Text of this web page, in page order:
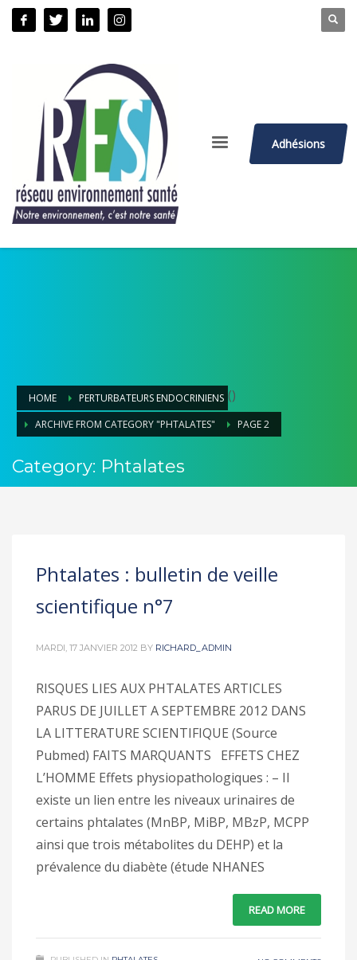
Adhésions
HOME
PERTURBATEURS ENDOCRINIENS
ARCHIVE FROM CATEGORY "PHTALATES"
(
PAGE 2
)
Category: Phtalates
Phtalates : bulletin de veille
scientifique n°7
MARDI, 17 JANVIER 2012 BY RICHARD_ADMIN
RISQUES LIES AUX PHTALATES ARTICLES
PARUS DE JUILLET A SEPTEMBRE 2012 DANS
LA LITTERATURE SCIENTIFIQUE (Source
Pubmed) FAITS MARQUANTS EFFETS CHEZ
L’HOMME Effets physiopathologiques : – Il
existe un lien entre les niveaux urinaires de
certains phtalates (MnBP, MiBP, MBzP, MCPP
ainsi que trois métabolites du DEHP) et la
prévalence du diabète (étude NHANES
READ MORE